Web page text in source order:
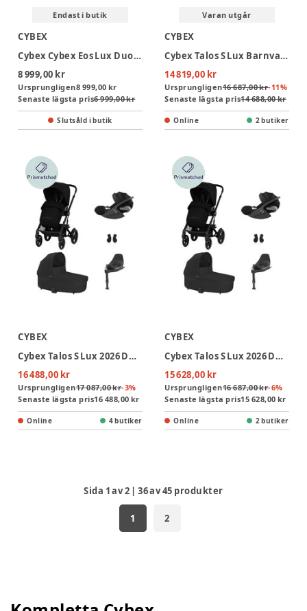
Endast i butik
CYBEX
Cybex Cybex Eos Lux Duovagn inkl. Cloud G Babyskydd & Adapter
8 999,00 kr
Ursprungligen8 999,00 kr
Senaste lägsta pris6 999,00 kr
Slutsåld i butik
Varan utgår
CYBEX
Cybex Talos S Lux Barnvagn Moon Black + Cloud T + Basenhet T
14 819,00 kr
Ursprungligen16 687,00 kr-11%
Senaste lägsta pris14 688,00 kr
Online 2 butiker
CYBEX
Cybex Talos S Lux 2026 Duovagn inkl. Cloud T Plus Paket & Adapter - Moon Black/Sepia Black
16 488,00 kr
Ursprungligen17 087,00 kr-3%
Senaste lägsta pris16 488,00 kr
Online 4 butiker
CYBEX
Cybex Talos S Lux 2026 Duovagn inkl. Cloud T Bas T & Adapter - Moon Black/Sepia Black
15 628,00 kr
Ursprungligen16 687,00 kr-6%
Senaste lägsta pris15 628,00 kr
Online 2 butiker
Sida 1av2 |36av45 produkter
1 2